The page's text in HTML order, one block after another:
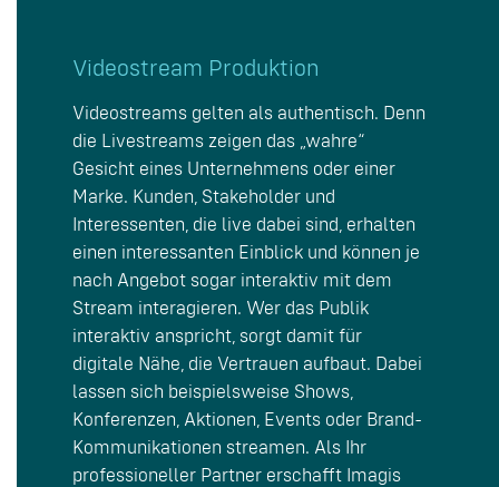
Videostream Produktion
Videostreams gelten als authentisch. Denn
die Livestreams zeigen das „wahre“
Gesicht eines Unternehmens oder einer
Marke. Kunden, Stakeholder und
Interessenten, die live dabei sind, erhalten
einen interessanten Einblick und können je
nach Angebot sogar interaktiv mit dem
Stream interagieren. Wer das Publik
interaktiv anspricht, sorgt damit für
digitale Nähe, die Vertrauen aufbaut. Dabei
lassen sich beispielsweise Shows,
Konferenzen, Aktionen, Events oder Brand-
Kommunikationen streamen. Als Ihr
professioneller Partner erschafft Imagis